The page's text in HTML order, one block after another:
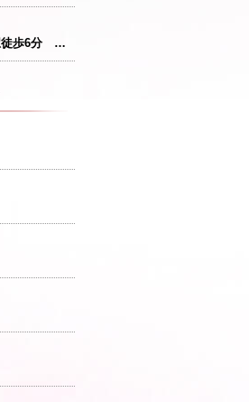
さいたま市 大宮駅徒歩6分 レディースシェービング『敏感肌の方にも安心パック』